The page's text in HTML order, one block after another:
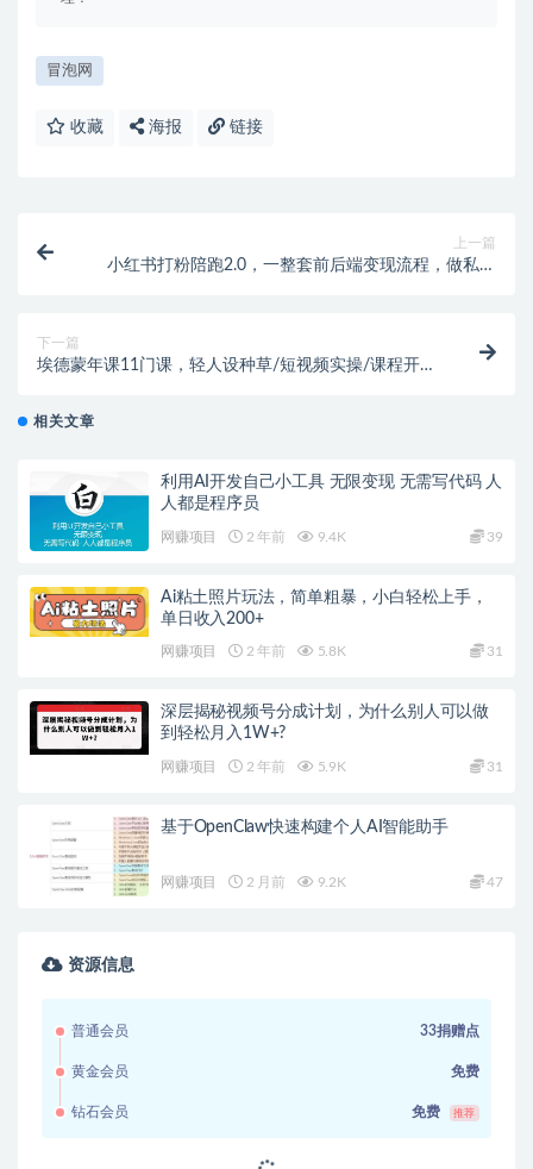
冒泡网
收藏 海报 链接
上一篇
小红书打粉陪跑2.0，一整套前后端变现流程，做私域
下一篇
埃德蒙年课11门课，轻人设种草/短视频实操/课程开
相关文章
利用AI开发自己小工具 无限变现 无需写代码 人
人都是程序员
网赚项目 2 年前 9.4K 39
Ai粘土照片玩法，简单粗暴，小白轻松上手，
单日收入200+
网赚项目 2 年前 5.8K 31
深层揭秘视频号分成计划，为什么别人可以做
到轻松月入1W+?
网赚项目 2 年前 5.9K 31
基于OpenClaw快速构建个人AI智能助手
网赚项目 2 月前 9.2K 47
资源信息
普通会员 33捐赠点
黄金会员 免费
钻石会员 免费 推荐